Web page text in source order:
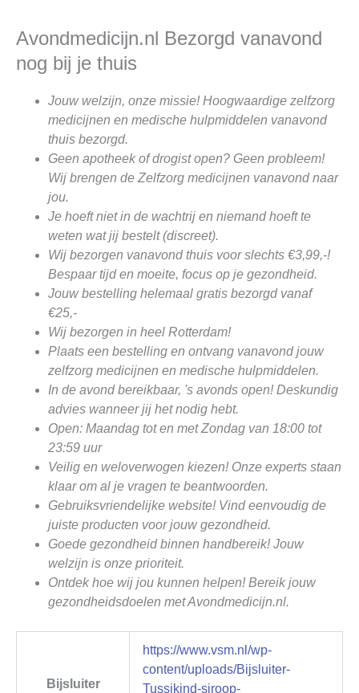
Avondmedicijn.nl Bezorgd vanavond
nog bij je thuis
Jouw welzijn, onze missie! Hoogwaardige zelfzorg
medicijnen en medische hulpmiddelen vanavond
thuis bezorgd.
Geen apotheek of drogist open? Geen probleem!
Wij brengen de Zelfzorg medicijnen vanavond naar
jou.
Je hoeft niet in de wachtrij en niemand hoeft te
weten wat jij bestelt (discreet).
Wij bezorgen vanavond thuis voor slechts €3,99,-!
Bespaar tijd en moeite, focus op je gezondheid.
Jouw bestelling helemaal gratis bezorgd vanaf
€25,-
Wij bezorgen in heel Rotterdam!
Plaats een bestelling en ontvang vanavond jouw
zelfzorg medicijnen en medische hulpmiddelen.
In de avond bereikbaar, 's avonds open! Deskundig
advies wanneer jij het nodig hebt.
Open: Maandag tot en met Zondag van 18:00 tot
23:59 uur
Veilig en weloverwogen kiezen! Onze experts staan
klaar om al je vragen te beantwoorden.
Gebruiksvriendelijke website! Vind eenvoudig de
juiste producten voor jouw gezondheid.
Goede gezondheid binnen handbereik! Jouw
welzijn is onze prioriteit.
Ontdek hoe wij jou kunnen helpen! Bereik jouw
gezondheidsdoelen met Avondmedicijn.nl.
Bijsluiter
https://www.vsm.nl/wp-
content/uploads/Bijsluiter-
Tussikind-siroop-